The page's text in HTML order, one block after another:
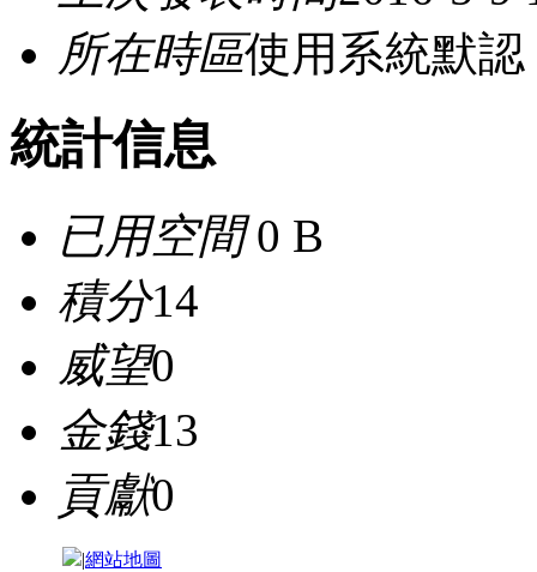
所在時區使用系統默認
統計信息
已用空間0 B
積分14
威望0
金錢13
貢獻0
|網站地圖